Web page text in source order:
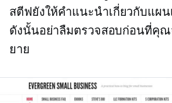
สตีฟยังให้คำแนะนำเกี่ยวกับแผ
ดังนั้นอย่าลืมตรวจสอบก่อนที่คุณ
ยาย